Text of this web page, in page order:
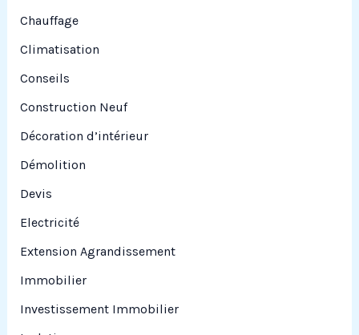
Chauffage
Climatisation
Conseils
Construction Neuf
Décoration d’intérieur
Démolition
Devis
Electricité
Extension Agrandissement
Immobilier
Investissement Immobilier